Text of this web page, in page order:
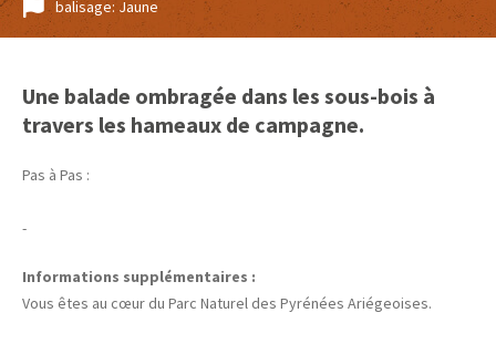
balisage: Jaune
Une balade ombragée dans les sous-bois à
travers les hameaux de campagne.
Pas à Pas :
-
Informations supplémentaires :
Vous êtes au cœur du Parc Naturel des Pyrénées Ariégeoises.